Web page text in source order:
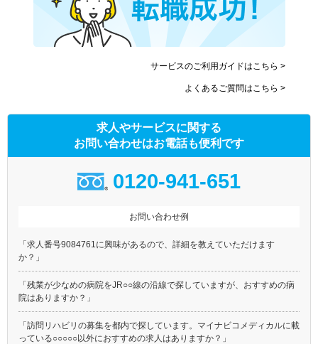
サービスのご利用ガイドはこちら >
よくあるご質問はこちら >
求人やサービスに関する
お問い合わせはお電話も便利です
0120-941-651
お問い合わせ例
「求人番号9084761に興味があるので、詳細を教えていただけます
か？」
「残業が少なめの病院をJR○○線の沿線で探していますが、おすすめの病
院はありますか？」
「訪問リハビリの募集を都内で探しています。マイナビコメディカルに載
っている○○○○○以外におすすめの求人はありますか？」